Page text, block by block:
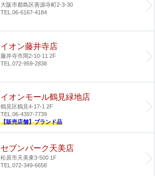
大阪市都島区善源寺町2-3-30
TEL.06-6167-4184
イオン藤井寺店
藤井寺市岡2-10-11 2F
TEL.072-959-2838
イオンモール鶴見緑地店
鶴見区鶴見4-17-1 2F
TEL.06-4397-7739
【販売店舗】ブランド品
セブンパーク天美店
松原市天美東3-500 1F
TEL.072-349-6658